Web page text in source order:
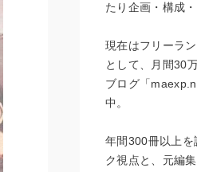
たり企画・構成・
現在はフリーラ
として、月間30
ブログ「
中。
年間300冊以上を
ク視点と、元編